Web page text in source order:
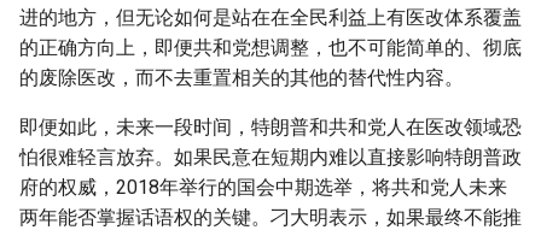
进的地方，但无论如何是站在在全民利益上有医改体系覆盖
的正确方向上，即便共和党想调整，也不可能简单的、彻底
的废除医改，而不去重置相关的其他的替代性内容。
即便如此，未来一段时间，特朗普和共和党人在医改领域恐
怕很难轻言放弃。如果民意在短期内难以直接影响特朗普政
府的权威，2018年举行的国会中期选举，将共和党人未来
两年能否掌握话语权的关键。刁大明表示，如果最终不能推